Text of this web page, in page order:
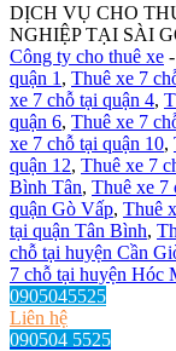
DỊCH VỤ CHO
NGHIỆP TẠI SÀI
Công ty cho thuê xe -
quận 1 , Thuê xe 7
xe 7 chỗ tại quận 4,
quận 6, Thuê xe 7
xe 7 chỗ tại quận 10,
quận 12, Thuê xe 7
Bình Tân, Thuê xe 7
quận Gò Vấp, Thuê
tại quận Tân Bình,
chỗ tại huyện Cần
7 chỗ tại huyện Hóc
0905045525
Liên hệ
090504 5525